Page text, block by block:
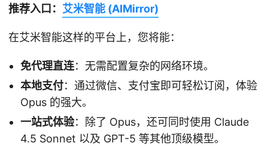
推荐入口： 艾米智能 (AIMirror)
在艾米智能这样的平台上，您将能：
免代理直连：无需配置复杂的网络环境。
本地支付：通过微信、支付宝即可轻松订阅，体验
Opus 的强大。
一站式体验：除了 Opus，还可同时使用 Claude
4.5 Sonnet 以及 GPT-5 等其他顶级模型。